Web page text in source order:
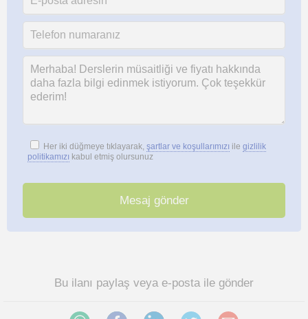
Her iki düğmeye tıklayarak, şartlar ve koşullarımızı ile gizlilik
politikamızı kabul etmiş olursunuz
Bu ilanı paylaş veya e-posta ile gönder